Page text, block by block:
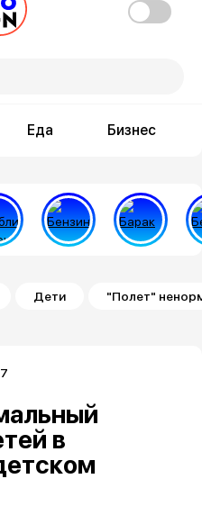
Еда Бизнес
Дети "Полет"
в